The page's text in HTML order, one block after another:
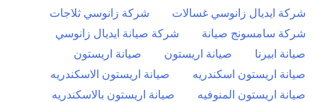
شركة ايديال زانوسي غسالات
شركة زانوسي ثلاجات
شركة سامسونج صيانة
شركة صيانة ايديال زانوسي
صيانة ابيرنا
صيانة اريستون
صيانة اريستون
صيانة اريستون اسكندريه
صيانة اريستون الاسكندريه
صيانة اريستون المنوفيه
صيانة اريستون بالاسكندريه